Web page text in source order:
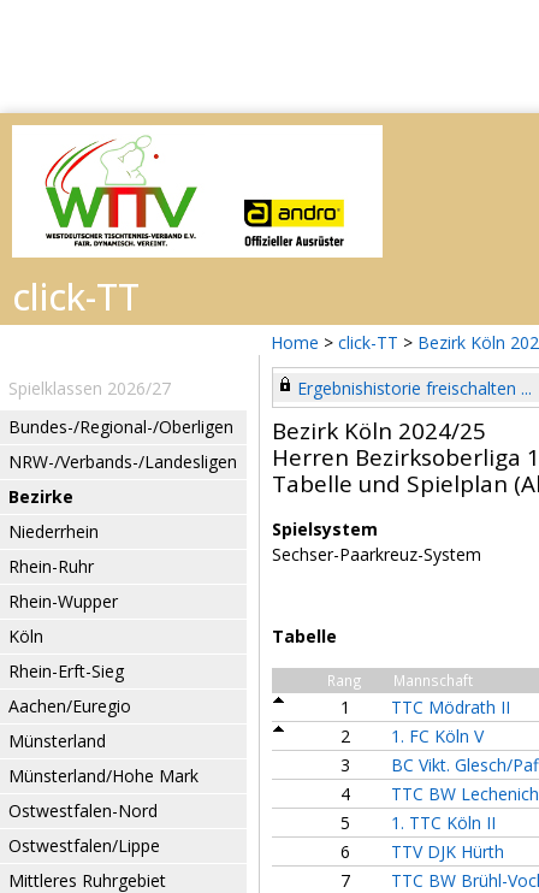
Home > click-TT > Bezirk Köln
Spielklassen 2026/27
Bundes-/Regional-/Oberligen
NRW-/Verbands-/Landesligen
Bezirke
Niederrhein
Rhein-Ruhr
Rhein-Wupper
Köln
Rhein-Erft-Sieg
Aachen/Euregio
Münsterland
Münsterland/Hohe Mark
Ostwestfalen-Nord
Ostwestfalen/Lippe
Mittleres Ruhrgebiet
Ergebnishistorie freischalten ...
Bezirk Köln 2024/25
Herren Bezirksoberliga 1
Tabelle und Spielplan
Spielsystem
Sechser-Paarkreuz-System
Tabelle
Rang Mannschaft
1
TTC Mödrath II
2
1. FC Köln V
3
BC Vikt. Glesch/
4
TTC BW Lechenich
5
1. TTC Köln II
6
TTV DJK Hürth
7
TTC BW Brühl-